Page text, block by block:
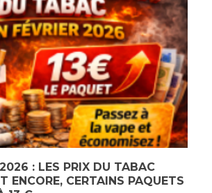
2026 : LES PRIX DU TABAC
ENCORE, CERTAINS PAQUETS